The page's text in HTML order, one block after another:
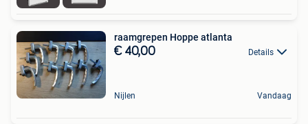
raamgrepen Hoppe atlanta
€ 40,00 Details
Nijlen Vandaag